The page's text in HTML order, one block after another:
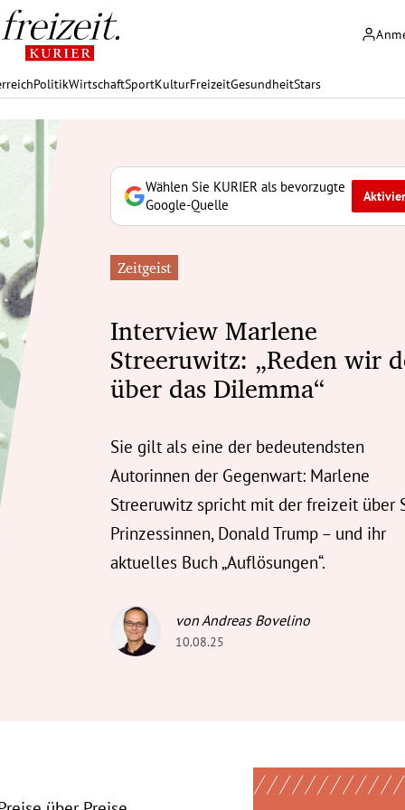
PolitikWirtschaftSportKulturFreizeitGesundheitStars
Wählen Sie KURIER als bevorzugte
Google-Quelle
Zeitgeist
Interview Marlene
Streeruwitz: „Reden wir
über das Dilemma“
Sie gilt als eine der bedeutendsten
Autorinnen der Gegenwart: Marlene
Streeruwitz spricht mit der freizeit über
Prinzessinnen, Donald Trump – und ihr
aktuelles Buch „Auflösungen“.
von Andreas Bovelino
10.08.25